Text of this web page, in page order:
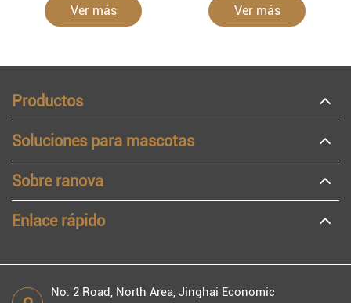
Ver más Ver más
Productos
Soluciones para mascotas
Sobre ranova
Enlace rápido
No. 2 Road, North Area, Jinghai Economic